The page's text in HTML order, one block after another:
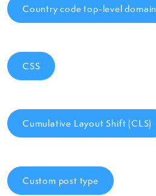
Country code top-level domain
CSS
Cumulative Layout Shift (CLS)
Custom post type